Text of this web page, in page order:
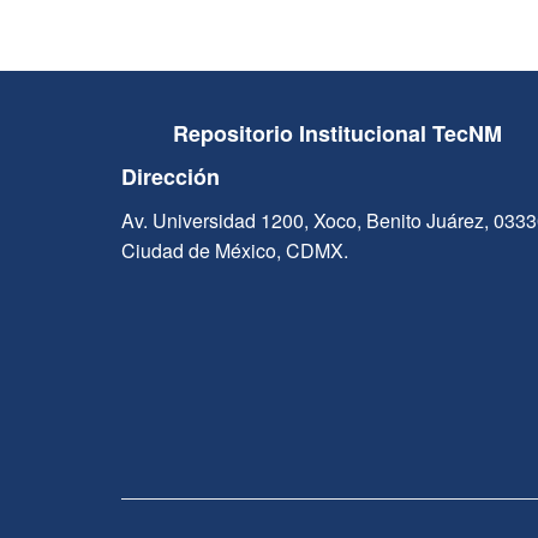
Repositorio Institucional TecNM
Dirección
Av. Universidad 1200, Xoco, Benito Juárez,
Ciudad de México, CDMX.